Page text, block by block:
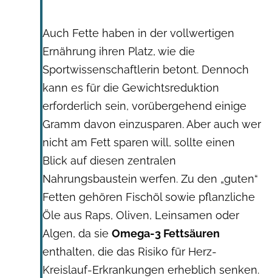
Auch Fette haben in der vollwertigen
Ernährung ihren Platz, wie die
Sportwissenschaftlerin betont. Dennoch
kann es für die Gewichtsreduktion
erforderlich sein, vorübergehend einige
Gramm davon einzusparen. Aber auch wer
nicht am Fett sparen will, sollte einen
Blick auf diesen zentralen
Nahrungsbaustein werfen. Zu den „guten“
Fetten gehören Fischöl sowie pflanzliche
Öle aus Raps, Oliven, Leinsamen oder
Algen, da sie Omega-3 Fettsäuren
enthalten, die das Risiko für Herz-
Kreislauf-Erkrankungen erheblich senken.